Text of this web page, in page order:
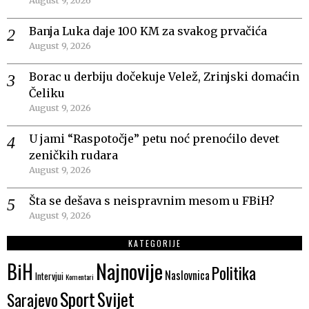
Banja Luka daje 100 KM za svakog prvačića
August 9, 2026
Borac u derbiju dočekuje Velež, Zrinjski domaćin
Čeliku
August 9, 2026
U jami “Raspotočje” petu noć prenoćilo devet
zeničkih rudara
August 9, 2026
Šta se dešava s neispravnim mesom u FBiH?
August 9, 2026
KATEGORIJE
BiH IntervjuiKomentari Najnovije Naslovnica Politika
SarajevoSportSvijet